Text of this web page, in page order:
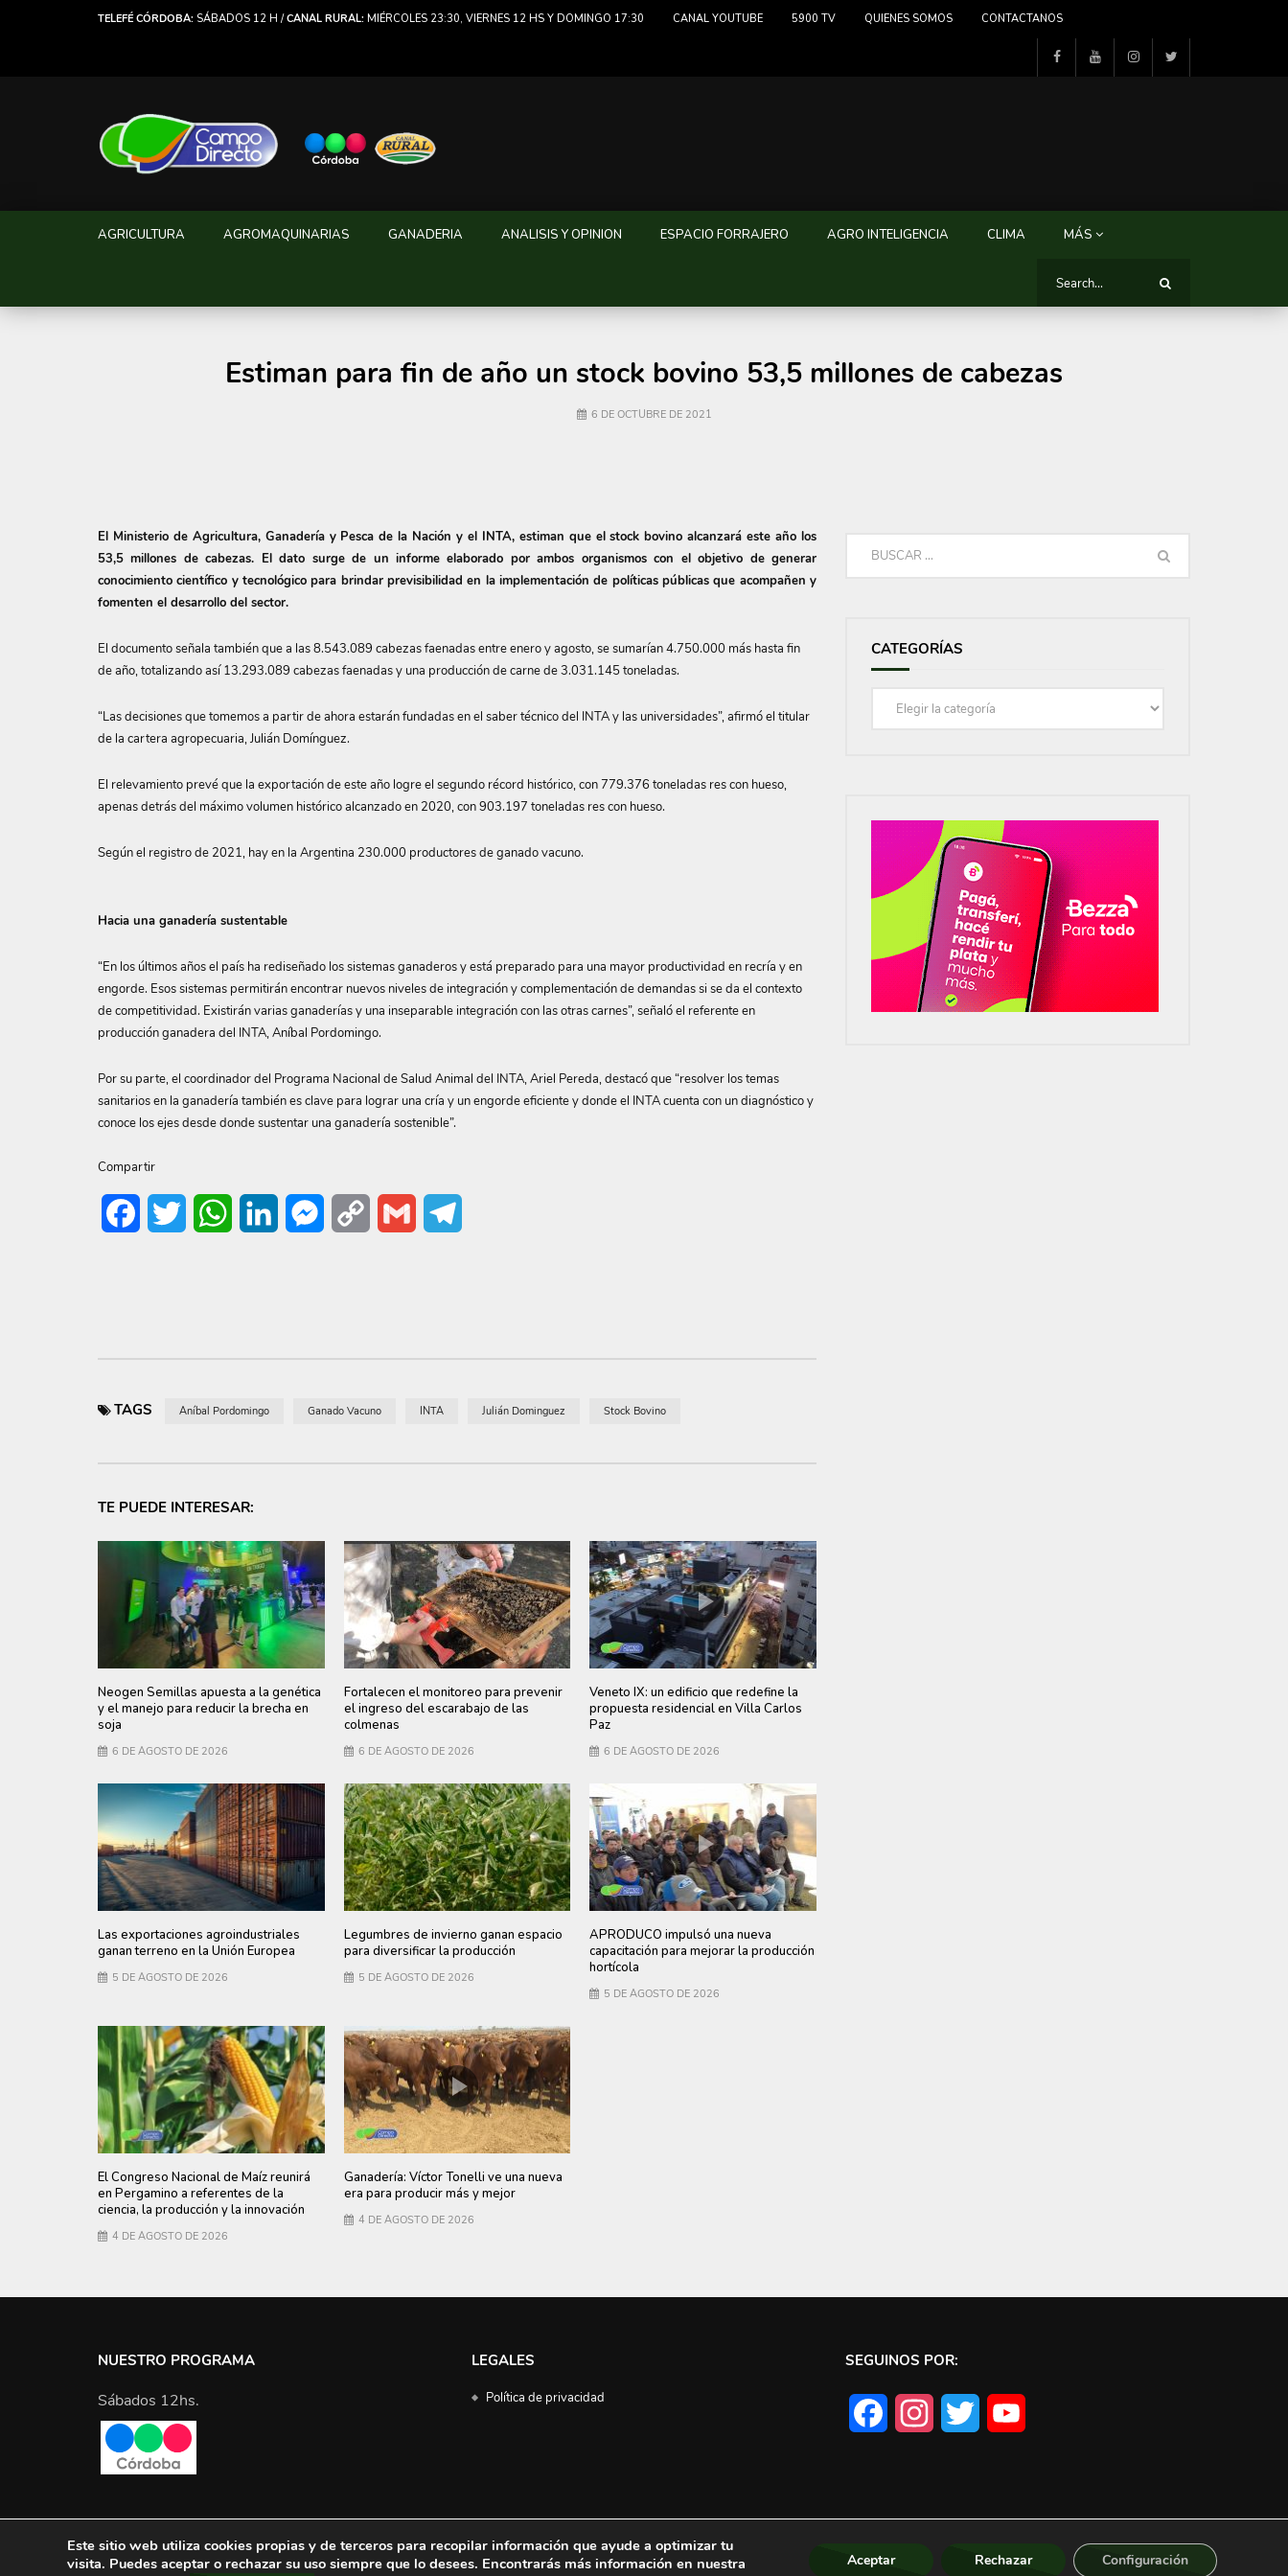
TELEFÉ CÓRDOBA: SÁBADOS 12 H /CANAL RURAL: MIÉRCOLES 23:30, VIERNES 12 HS Y DOMINGO 17:30 CANAL YOUTUBE 5900 TV QUIENES SOMOS CONTACTANOS
AGRICULTURA AGROMAQUINARIAS GANADERIA ANALISIS Y OPINION ESPACIO FORRAJERO AGRO INTELIGENCIA CLIMA MÁS
Estiman para fin de año un stock bovino 53,5 millones de cabezas
6 DE OCTUBRE DE 2021
El Ministerio de Agricultura, Ganadería y Pesca de la Nación y el INTA, estiman que el stock bovino alcanzará este año los
53,5 millones de cabezas. El dato surge de un informe elaborado por ambos organismos con el objetivo de generar
conocimiento científico y tecnológico para brindar previsibilidad en la implementación de políticas públicas que acompañen y
fomenten el desarrollo del sector.
El documento señala también que a las 8.543.089 cabezas faenadas entre enero y agosto, se sumarían 4.750.000 más hasta fin
de año, totalizando así 13.293.089 cabezas faenadas y una producción de carne de 3.031.145 toneladas.
“Las decisiones que tomemos a partir de ahora estarán fundadas en el saber técnico del INTA y las universidades”, afirmó el titular
de la cartera agropecuaria, Julián Domínguez.
El relevamiento prevé que la exportación de este año logre el segundo récord histórico, con 779.376 toneladas res con hueso,
apenas detrás del máximo volumen histórico alcanzado en 2020, con 903.197 toneladas res con hueso.
Según el registro de 2021, hay en la Argentina 230.000 productores de ganado vacuno.
Hacia una ganadería sustentable
“En los últimos años el país ha rediseñado los sistemas ganaderos y está preparado para una mayor productividad en recría y en
engorde. Esos sistemas permitirán encontrar nuevos niveles de integración y complementación de demandas si se da el contexto
de competitividad. Existirán varias ganaderías y una inseparable integración con las otras carnes”, señaló el referente en
producción ganadera del INTA, Aníbal Pordomingo.
Por su parte, el coordinador del Programa Nacional de Salud Animal del INTA, Ariel Pereda, destacó que “resolver los temas
sanitarios en la ganadería también es clave para lograr una cría y un engorde eficiente y donde el INTA cuenta con un diagnóstico y
conoce los ejes desde donde sustentar una ganadería sostenible”.
Compartir
FacebookTwitter WhatsAppLinkedIn Messenger
Copy
Gmail
TAGS Aníbal Pordomingo Ganado Vacuno INTA Julián Dominguez Stock Bovino
TE PUEDE INTERESAR:
Neogen Semillas apuesta a la genética
y el manejo para reducir la brecha en
soja
6 DE AGOSTO DE 2026
Fortalecen el monitoreo para prevenir
el ingreso del escarabajo de las
colmenas
6 DE AGOSTO DE 2026
Veneto IX: un edificio que redefine la
propuesta residencial en Villa Carlos
Paz
6 DE AGOSTO DE 2026
Las exportaciones agroindustriales
ganan terreno en la Unión Europea
5 DE AGOSTO DE 2026
Legumbres de invierno ganan espacio
para diversificar la producción
5 DE AGOSTO DE 2026
APRODUCO impulsó una nueva
capacitación para mejorar la producción
hortícola
5 DE AGOSTO DE 2026
El Congreso Nacional de Maíz reunirá
en Pergamino a referentes de la
ciencia, la producción y la innovación
4 DE AGOSTO DE 2026
Ganadería: Víctor Tonelli ve una nueva
era para producir más y mejor
4 DE AGOSTO DE 2026
CATEGORÍAS
Categorías
NUESTRO PROGRAMA
Sábados 12hs.
LEGALES
Política de privacidad
SEGUINOS POR:
FacebookInstagramTwitter
© 2023 | Campo Directo | Todos los derechos reservados | Hospedaje
Este sitio web utiliza cookies propias y de terceros para recopilar información que ayude a optimizar tu
visita. Puedes aceptar o rechazar su uso siempre que lo desees. Encontrarás más información en nuestra
Aceptar Rechazar Configuración